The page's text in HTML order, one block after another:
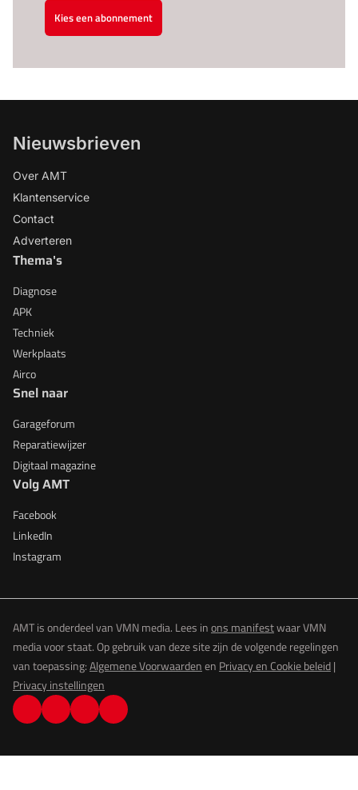
Kies een abonnement
Nieuwsbrieven
Over AMT
Klantenservice
Contact
Adverteren
Thema's
Diagnose
APK
Techniek
Werkplaats
Airco
Snel naar
Garageforum
Reparatiewijzer
Digitaal magazine
Volg AMT
Facebook
LinkedIn
Instagram
AMT is onderdeel van VMN media. Lees inons manifestwaar VMN
media voor staat. Op gebruik van deze site zijn de volgende regelingen
van toepassing:Algemene Voorwaardenen Privacy en Cookie beleid|
Privacy instellingen